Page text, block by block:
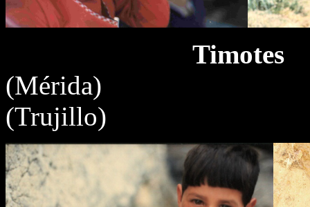
Timotes
(Trujillo)